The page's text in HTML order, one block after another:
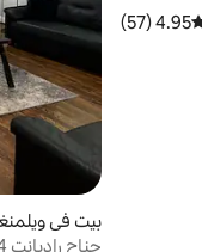
التقييم 4.95 من 5، 57 مراجعات
4.95 (57)
بيت في